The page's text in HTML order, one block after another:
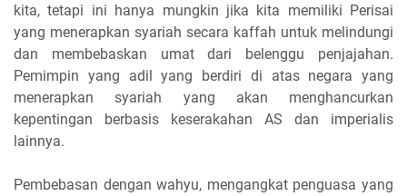
kita, tetapi ini hanya mungkin jika kita memiliki Perisai
yang menerapkan syariah secara kaffah untuk melindungi
dan membebaskan umat dari belenggu penjajahan.
Pemimpin yang adil yang berdiri di atas negara yang
menerapkan syariah yang akan menghancurkan
kepentingan berbasis keserakahan AS dan imperialis
lainnya.
Pembebasan dengan wahyu, mengangkat penguasa yang